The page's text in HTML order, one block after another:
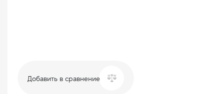
Добавить в сравнение